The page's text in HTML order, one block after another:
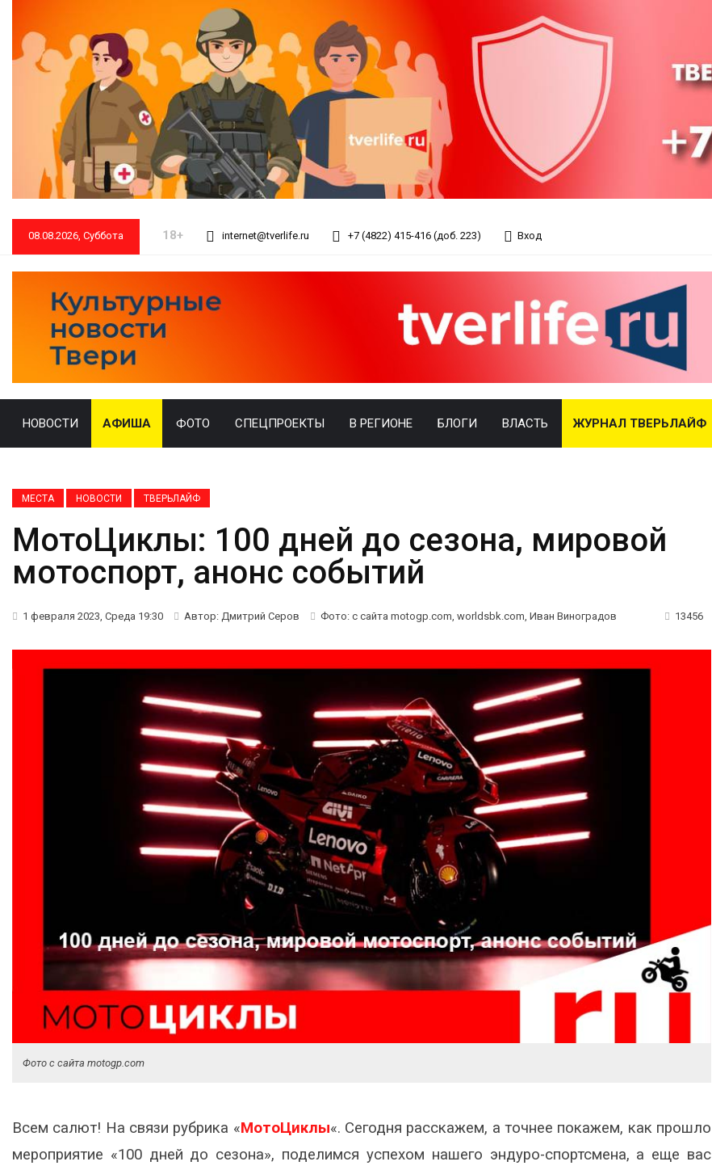
08.08.2026, Суббота 18+ internet@tverlife.ru +7 (4822) 415-416 (доб. 223) Вход
НОВОСТИ АФИША ФОТО СПЕЦПРОЕКТЫ В РЕГИОНЕ БЛОГИ ВЛАСТЬ ЖУРНАЛ ТВЕРЬЛАЙФ
МЕСТА НОВОСТИ ТВЕРЬЛАЙФ
МотоЦиклы: 100 дней до сезона, мировой
мотоспорт, анонс событий
1 февраля 2023, Среда 19:30 Автор: Дмитрий Серов Фото: с сайта motogp.com, worldsbk.com, Иван Виноградов 13456
Фото с сайта motogp.com
Всем салют! На связи рубрика «МотоЦиклы«. Сегодня расскажем, а точнее покажем, как прошло
мероприятие «100 дней до сезона», поделимся успехом нашего эндуро-спортсмена, а еще вас